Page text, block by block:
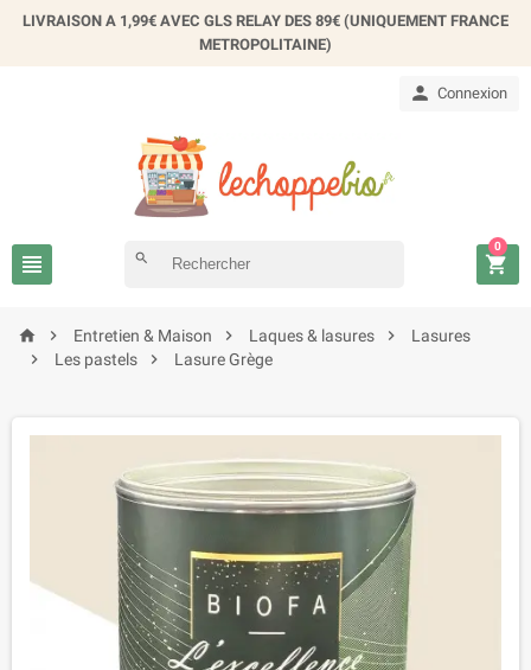
LIVRAISON A 1,99€ AVEC GLS RELAY DES 89€ (UNIQUEMENT FRANCE
METROPOLITAINE)
 Connexion
 search 
0
  Entretien & Maison  Laques & lasures 
Lasures

Les pastels  Lasure Grège
Créer une liste d'envies ×
Annuler Créer une liste d'envies